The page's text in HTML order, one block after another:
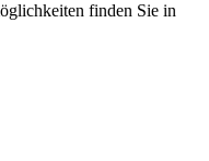
finden Sie in